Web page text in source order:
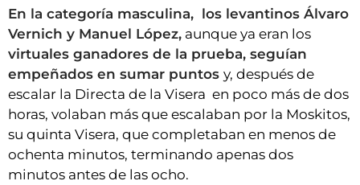
En la categoría masculina, los levantinos Álvaro
Vernich y Manuel López, aunque ya eran los
virtuales ganadores de la prueba, seguían
empeñados en sumar puntos y, después de
escalar la Directa de la Visera en poco más de dos
horas, volaban más que escalaban por la Moskitos,
su quinta Visera, que completaban en menos de
ochenta minutos, terminando apenas dos
minutos antes de las ocho.